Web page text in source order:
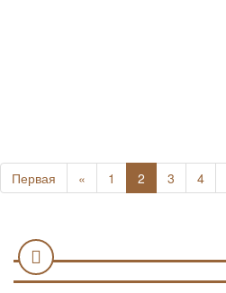
Первая « 1 2 3 4